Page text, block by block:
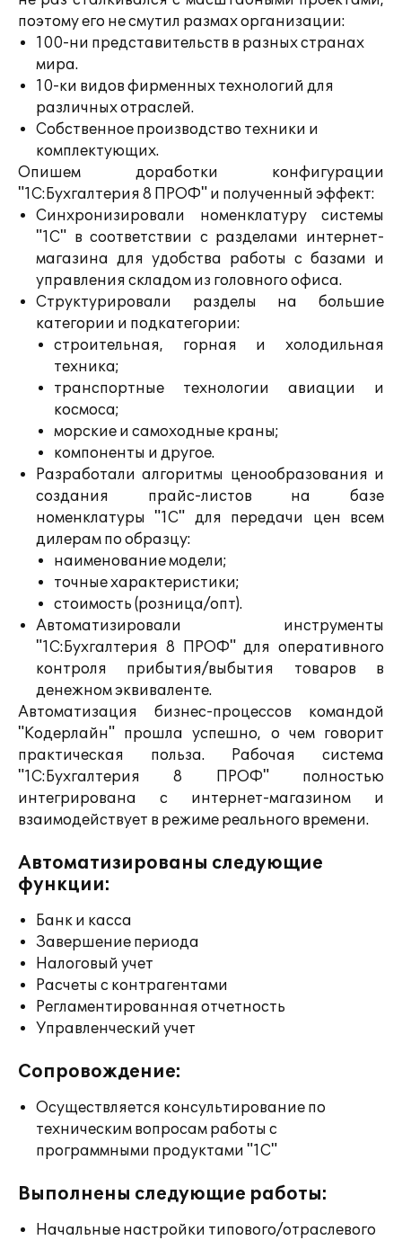
поэтому его не смутил размах организации:
100-ни представительств в разных странах
мира.
10-ки видов фирменных технологий для
различных отраслей.
Собственное производство техники и
комплектующих.
Опишем доработки конфигурации
"1С:Бухгалтерия 8 ПРОФ" и полученный эффект:
Синхронизировали номенклатуру системы
"1С" в соответствии с разделами интернет-
магазина для удобства работы с базами и
управления складом из головного офиса.
Структурировали разделы на большие
категории и подкатегории:
строительная, горная и холодильная
техника;
транспортные технологии авиации и
космоса;
морские и самоходные краны;
компоненты и другое.
Разработали алгоритмы ценообразования и
создания прайс-листов на базе
номенклатуры "1С" для передачи цен всем
дилерам по образцу:
наименование модели;
точные характеристики;
стоимость (розница/опт).
Автоматизировали инструменты
"1С:Бухгалтерия 8 ПРОФ" для оперативного
контроля прибытия/выбытия товаров в
денежном эквиваленте.
Автоматизация бизнес-процессов командой
"Кодерлайн" прошла успешно, о чем говорит
практическая польза. Рабочая система
"1С:Бухгалтерия 8 ПРОФ" полностью
интегрирована с интернет-магазином и
взаимодействует в режиме реального времени.
Автоматизированы следующие
функции:
Банк и касса
Завершение периода
Налоговый учет
Расчеты с контрагентами
Регламентированная отчетность
Управленческий учет
Сопровождение:
Осуществляется консультирование по
техническим вопросам работы с
программными продуктами "1С"
Выполнены следующие работы:
Начальные настройки типового/отраслевого